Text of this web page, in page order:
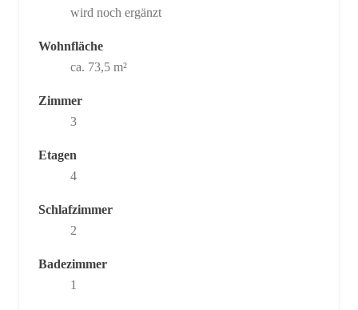
wird noch ergänzt
Wohnfläche
ca. 73,5 m²
Zimmer
3
Etagen
4
Schlafzimmer
2
Badezimmer
1